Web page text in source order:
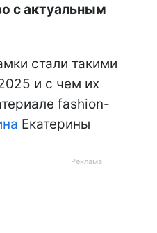
с актуальным
стали такими
и с чем их
fashion-
Екатерины